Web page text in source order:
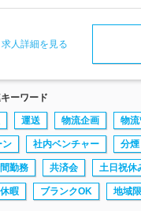
求人詳細を見る
ーワード
運送 物流企画 物
ン 社内ベンチャー 分煙
勤務 共済会 土日祝休
暇 ブランクOK 地域